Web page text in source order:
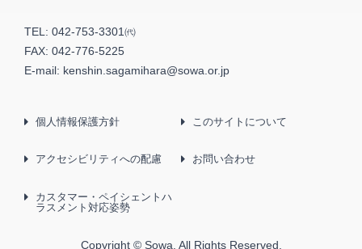
TEL: 042-753-3301㈹
FAX: 042-776-5225
E-mail: kenshin.sagamihara@sowa.or.jp
個人情報保護方針 このサイトについて
アクセシビリティへの配慮 お問い合わせ
カスタマー・ペイシェントハ
ラスメント対応姿勢
Copyright © Sowa. All Rights Reserved.